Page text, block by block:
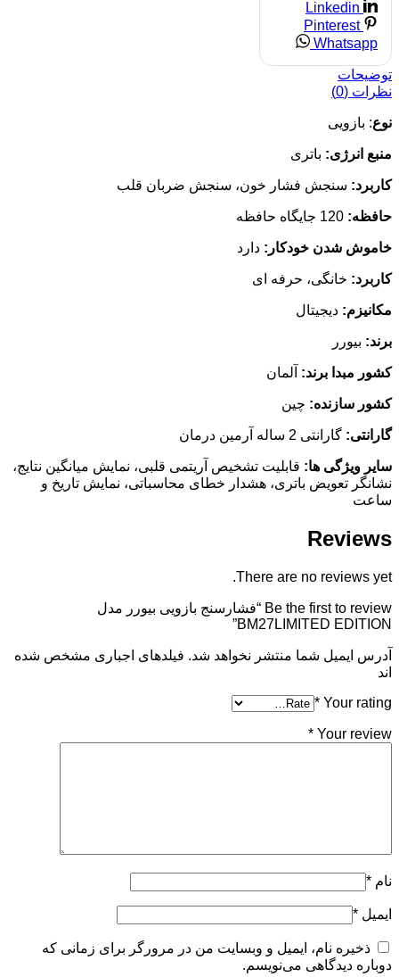
Linkedin
Pinterest
Whatsapp
توضیحات
نظرات (0)
نوع: بازویی
منبع انرژی: باتری
کاربرد: سنجش فشار خون، سنجش ضربان قلب
حافظه:
خاموش شدن خودکار: دارد
کاربرد: خانگی، حرفه ای
مکانیزم: دیجیتال
برند: بیورر
کشور مبدا برند: آلمان
کشور سازنده: چین
گارانتی: گارانتی 2 ساله آرمین درمان
سایر ویژگی ها: قابلیت تشخیص آریتمی قلبی، نمایش میانگین نتایج،
نشانگر تعویض باتری، هشدار خطای محاسباتی، نمایش تاریخ و
ساعت
Reviews
There are no reviews yet.
Be the first to review “فشارسنج بازویی بیورر مدل
BM27LIMITED EDITION”
آدرس ایمیل شما منتشر نخواهد شد. فیلدهای اجباری مشخص شده
اند
Your rating
*
Your review
*
نام *
ایمیل *
ذخیره نام، ایمیل و وبسایت من در مرورگر برای زمانی که
دوباره دیدگاهی می‌نویسم.